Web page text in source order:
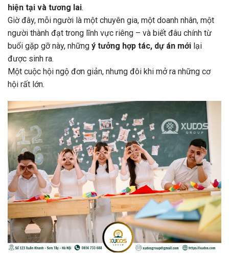
hiện tại và tương lai.
Giờ đây, mỗi người là một chuyên gia, một doanh nhân, một
người thành đạt trong lĩnh vực riêng – và biết đâu chính từ
buổi gặp gỡ này, những ý tưởng hợp tác, dự án mới lại
được sinh ra.
Một cuộc hội ngộ đơn giản, nhưng đôi khi mở ra những cơ
hội rất lớn.